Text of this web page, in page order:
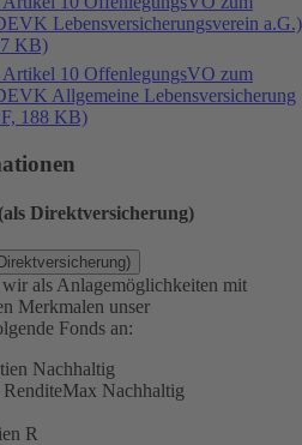
Lebensversicherungsverein a.G.)
KB)
Artikel 10 OffenlegungsVO zum
Allgemeine Lebensversicherung
188 KB)
Direktversicherung)
als Anlagemöglichkeiten mit
Merkmalen unser
Fonds an:
Nachhaltig
Nachhaltig
R